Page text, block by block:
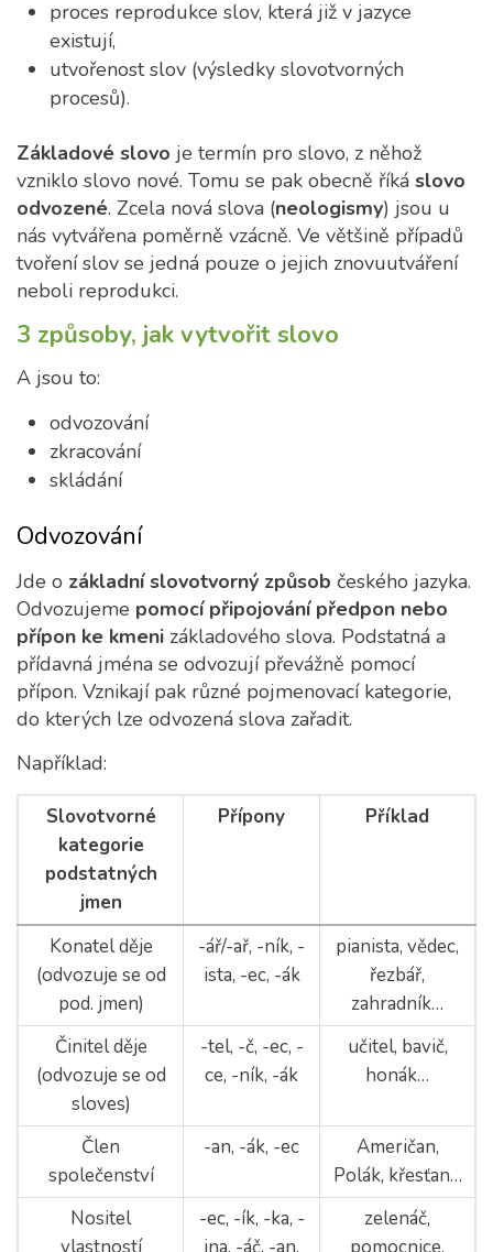
proces reprodukce slov, která již v jazyce
existují,
utvořenost slov (výsledky slovotvorných
procesů).
Základové slovo je termín pro slovo, z něhož
vzniklo slovo nové. Tomu se pak obecně říká slovo
odvozené. Zcela nová slova (neologismy) jsou u
nás vytvářena poměrně vzácně. Ve většině případů
tvoření slov se jedná pouze o jejich znovuutváření
neboli reprodukci.
3 způsoby, jak vytvořit slovo
A jsou to:
odvozování
zkracování
skládání
Odvozování
Jde o základní slovotvorný způsob českého jazyka.
Odvozujeme pomocí připojování předpon nebo
přípon ke kmeni základového slova. Podstatná a
přídavná jména se odvozují převážně pomocí
přípon. Vznikají pak různé pojmenovací kategorie,
do kterých lze odvozená slova zařadit.
Například:
Slovotvorné
kategorie
podstatných
jmen
Přípony Příklad
Konatel děje
(odvozuje se od
pod. jmen)
-ář/-ař, -ník, -
ista, -ec, -ák
pianista, vědec,
řezbář,
zahradník…
Činitel děje
(odvozuje se od
sloves)
-tel, -č, -ec, -
ce, -ník, -ák
učitel, bavič,
honák…
Člen
společenství
-an, -ák, -ec
Američan,
Polák, křesťan…
Nositel
-ec, -ík, -ka, -
zelenáč,